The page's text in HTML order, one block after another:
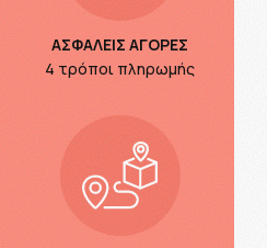
ΑΣΦΑΛΕΙΣ ΑΓΟΡΕΣ
4 τρόποι πληρωμής